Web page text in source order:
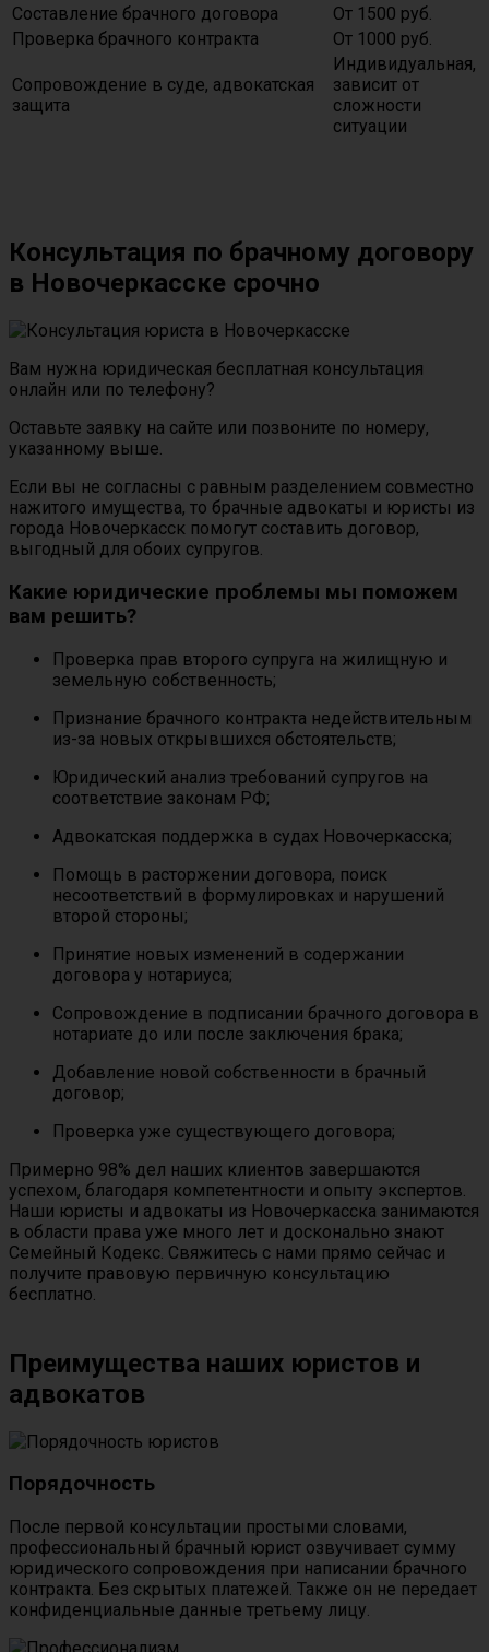
Составление брачного договора
От 1500 руб.
Проверка брачного контракта
От 1000 руб.
Сопровождение в суде, адвокатская
защита
Индивидуальная,
зависит от
сложности
ситуации
Консультация по брачному договору
в Новочеркасске срочно
Вам нужна юридическая бесплатная консультация
онлайн или по телефону?
Оставьте заявку на сайте или позвоните по номеру,
указанному выше.
Если вы не согласны с равным разделением совместно
нажитого имущества, то брачные адвокаты и юристы из
города Новочеркасск помогут составить договор,
выгодный для обоих супругов.
Какие юридические проблемы мы поможем
вам решить?
Проверка прав второго супруга на жилищную и
земельную собственность;
Признание брачного контракта недействительным
из-за новых открывшихся обстоятельств;
Юридический анализ требований супругов на
соответствие законам РФ;
Адвокатская поддержка в судах Новочеркасска;
Помощь в расторжении договора, поиск
несоответствий в формулировках и нарушений
второй стороны;
Принятие новых изменений в содержании
договора у нотариуса;
Сопровождение в подписании брачного договора в
нотариате до или после заключения брака;
Добавление новой собственности в брачный
договор;
Проверка уже существующего договора;
Примерно 98% дел наших клиентов завершаются
успехом, благодаря компетентности и опыту экспертов.
Наши юристы и адвокаты из Новочеркасска занимаются
в области права уже много лет и досконально знают
Семейный Кодекс. Свяжитесь с нами прямо сейчас и
получите правовую первичную консультацию
бесплатно.
Преимущества наших юристов и
адвокатов
Порядочность
После первой консультации простыми словами,
профессиональный брачный юрист озвучивает сумму
юридического сопровождения при написании брачного
контракта. Без скрытых платежей. Также он не передает
конфиденциальные данные третьему лицу.